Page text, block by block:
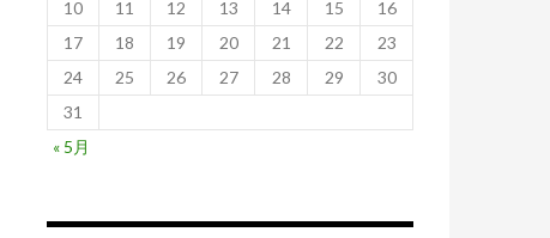
10
11 12 13 14 15
16
17
18 19 20 21 22
23
24
25 26 27 28 29
30
31
« 5月